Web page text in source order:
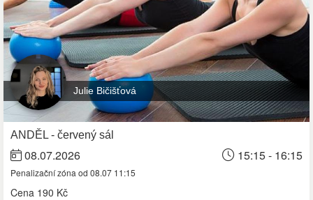
Julie Bičišťová
ANDĚL - červený sál
08.07.2026 15:15 - 16:15
Penalizační zóna od 08.07 11:15
Cena 190 Kč